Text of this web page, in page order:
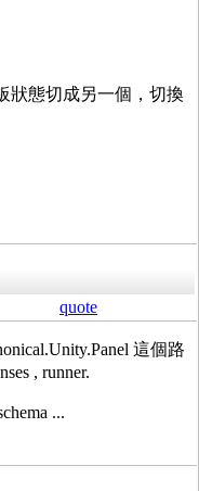
狀態切成另一個，切換
quote
這個路
, runner.
...